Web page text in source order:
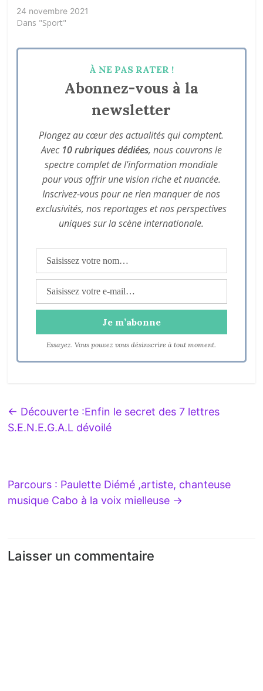
24 novembre 2021
Dans "Sport"
À NE PAS RATER !
Abonnez-vous à la
newsletter
Plongez au cœur des actualités qui comptent.
Avec 10 rubriques dédiées, nous couvrons le
spectre complet de l'information mondiale
pour vous offrir une vision riche et nuancée.
Inscrivez-vous pour ne rien manquer de nos
exclusivités, nos reportages et nos perspectives
uniques sur la scène internationale.
Essayez. Vous pouvez vous désinscrire à tout moment.
← Découverte :Enfin le secret des 7 lettres
S.E.N.E.G.A.L dévoilé
Parcours : Paulette Diémé ,artiste, chanteuse
musique Cabo à la voix mielleuse →
Laisser un commentaire